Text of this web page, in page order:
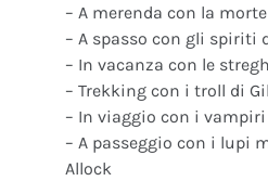
– A merenda con la
– A spasso con gli spiriti
– In vacanza con le
– Trekking con i troll di
– In viaggio con i
– A passeggio con i lupi
Allock